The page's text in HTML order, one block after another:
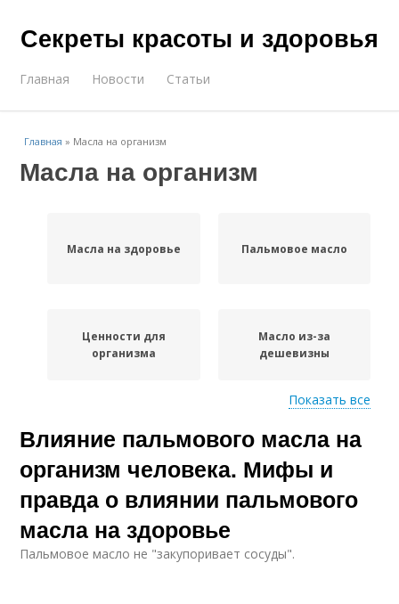
Секреты красоты и здоровья
Главная Новости Статьи
Главная » Масла на организм
Масла на организм
Масла на здоровье Пальмовое масло
Ценности для
организма
Масло из-за
дешевизны
Продукция с
пальмовым маслом
Масло в развитых
странах
Показать все
Влияние пальмового масла на
организм человека. Мифы и
правда о влиянии пальмового
масла на здоровье
Пальмовое масло не "закупоривает сосуды".